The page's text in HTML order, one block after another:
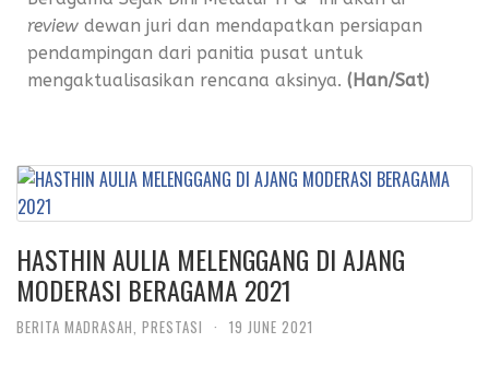
review dewan juri dan mendapatkan persiapan
pendampingan dari panitia pusat untuk
mengaktualisasikan rencana aksinya. (Han/Sat)
HASTHIN AULIA MELENGGANG DI AJANG
MODERASI BERAGAMA 2021
BERITA MADRASAH, PRESTASI · 19 JUNE 2021